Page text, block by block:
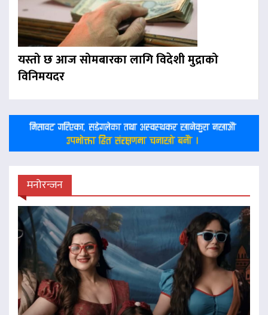
यस्तो छ आज सोमबारका लागि विदेशी मुद्राको
विनिमयदर
मनोरन्जन